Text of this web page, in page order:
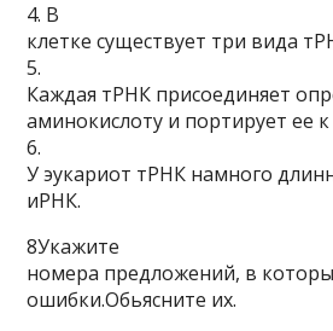
4. В
клетке существует три вида
5.
Каждая тРНК присоединяет
аминокислоту и портирует ее
6.
У эукариот тРНК намного
иРНК.
8Укажите
номера предложений, в
ошибки.Обьясните их.